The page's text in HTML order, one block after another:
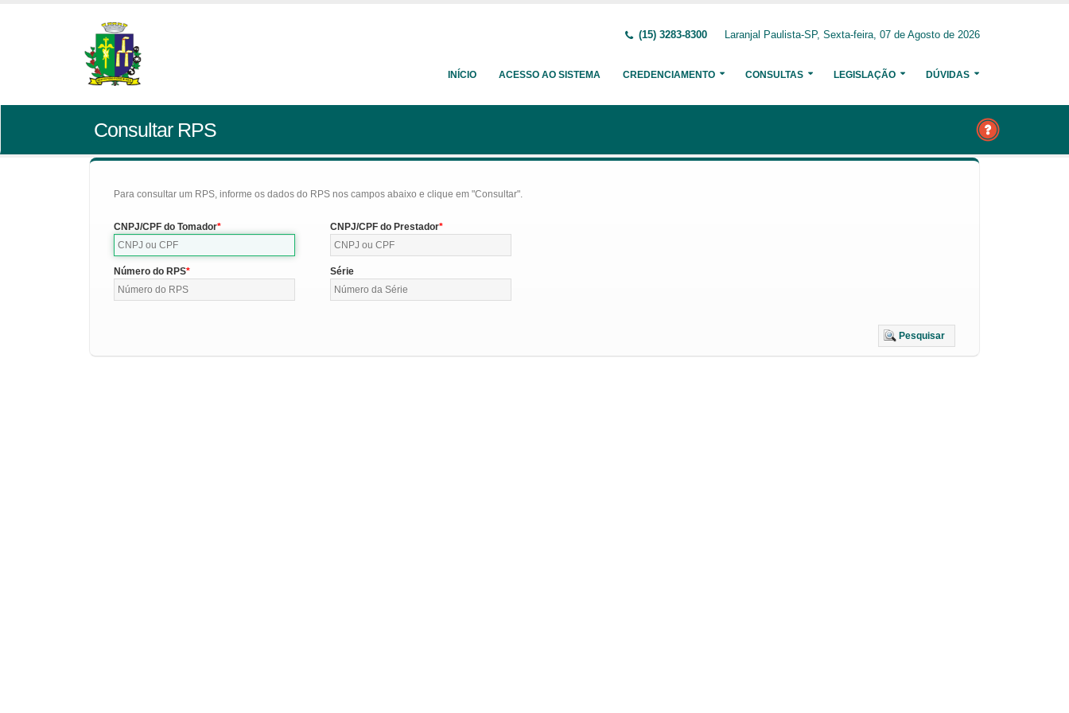
(15) 3283-8300 Laranjal Paulista-SP, Sexta-feira, 07 de Agosto de 2026
INÍCIO ACESSO AO SISTEMA CREDENCIAMENTO CONSULTAS LEGISLAÇÃO DÚVIDAS
Consultar RPS
Para consultar um RPS, informe os dados do RPS nos campos abaixo e clique em "Consultar".
CNPJ/CPF do Tomador CNPJ/CPF do Prestador
Número do RPS Série
Pesquisar